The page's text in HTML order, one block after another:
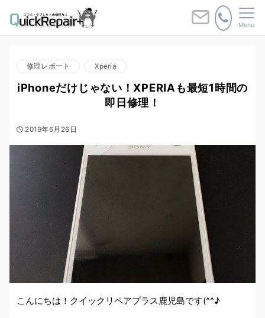
Menu
修理レポート Xperia
iPhoneだけじゃない！XPERIAも最短1時間の
即日修理！
2019年6月26日
こんにちは！クイックリペアプラス鹿児島です(^^♪